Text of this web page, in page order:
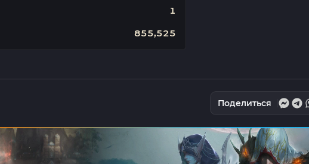
1
855,525
Поделиться